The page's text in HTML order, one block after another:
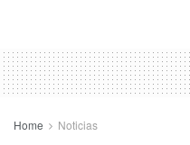
Home Noticias